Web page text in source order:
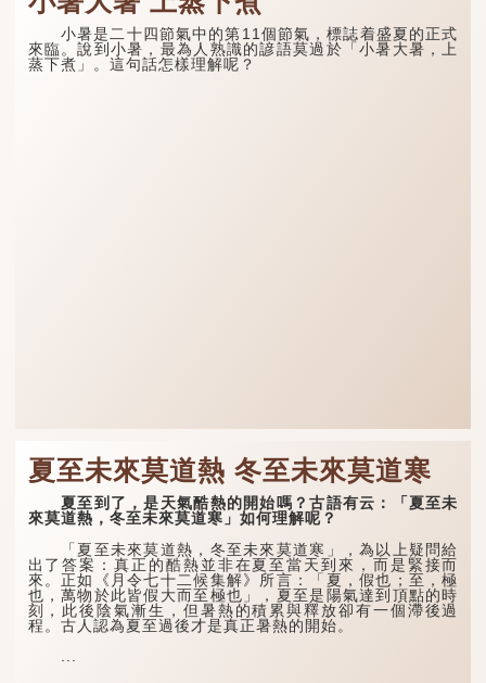
小暑是二十四節氣中的第11個節氣，標誌着盛夏的正式
來臨。說到小暑，最為人熟識的諺語莫過於「小暑大暑，上
蒸下煮」。這句話怎樣理解呢？
夏至未來莫道熱 冬至未來莫道寒
夏至到了，是天氣酷熱的開始嗎？古語有云：「夏至未
來莫道熱，冬至未來莫道寒」如何理解呢？
「夏至未來莫道熱，冬至未來莫道寒」，為以上疑問給
出了答案：真正的酷熱並非在夏至當天到來，而是緊接而
來。正如《月令七十二候集解》所言：「夏，假也；至，極
也，萬物於此皆假大而至極也」，夏至是陽氣達到頂點的時
刻，此後陰氣漸生，但暑熱的積累與釋放卻有一個滯後過
程。古人認為夏至過後才是真正暑熱的開始。
...